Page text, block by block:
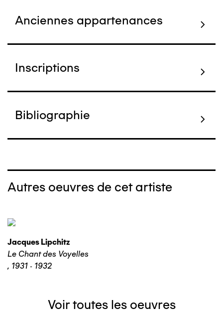
Anciennes appartenances
Inscriptions
Bibliographie
Autres oeuvres de cet artiste
Jacques Lipchitz
Le Chant des Voyelles
, 1931 - 1932
Voir toutes les oeuvres